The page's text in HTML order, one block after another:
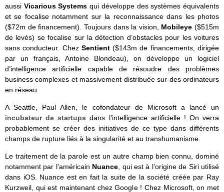
aussi Vicarious Systems qui développe des systèmes équivalents
et se focalise notamment sur la reconnaissance dans les photos
($72m de financement). Toujours dans la vision, Mobileye ($515m
de levés) se focalise sur la détection d’obstacles pour les voitures
sans conducteur. Chez Sentient($143m de financements, dirigée
par un français, Antoine Blondeau), on développe un logiciel
d’intelligence artificielle capable de résoudre des problèmes
business complexes et massivement distribuée sur des ordinateurs
en réseau.
A Seattle, Paul Allen, le cofondateur de Microsoft a lancé un
incubateur de startups dans l’intelligence artificielle ! On verra
probablement se créer des initiatives de ce type dans différents
champs de rupture liés à la singularité et au transhumanisme.
Le traitement de la parole est un autre champ bien connu, dominé
notamment par l’américain Nuance , qui est à l’origine de Siri utilisé
dans iOS. Nuance est en fait la suite de la société créée par Ray
Kurzweil, qui est maintenant chez Google ! Chez Microsoft, on met